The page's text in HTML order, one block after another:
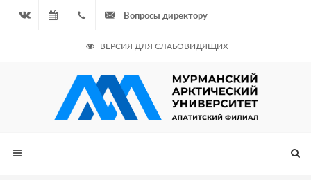
07.08.2026
- Чётная
неделя
964
687
Вопросы директору
ВЕРСИЯ ДЛЯ СЛАБОВИДЯЩИХ